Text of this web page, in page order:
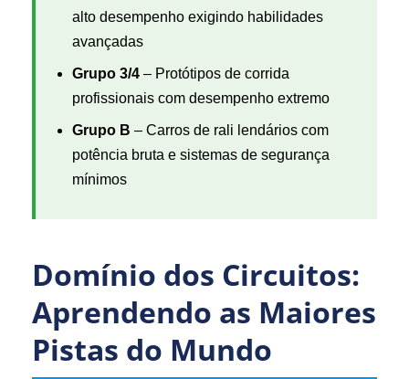
alto desempenho exigindo habilidades
avançadas
Grupo 3/4 – Protótipos de corrida
profissionais com desempenho extremo
Grupo B – Carros de rali lendários com
potência bruta e sistemas de segurança
mínimos
Domínio dos Circuitos:
Aprendendo as Maiores
Pistas do Mundo